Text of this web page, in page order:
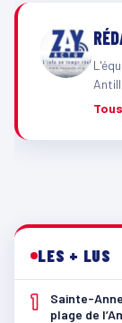
LES + LUS
1
Sainte-
plage de